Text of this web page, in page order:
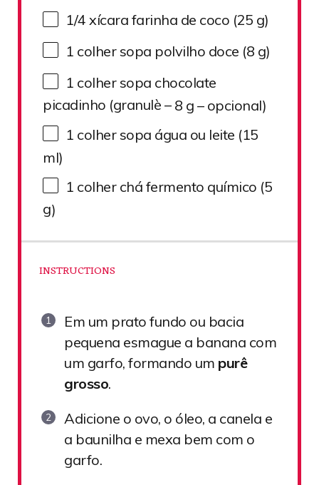
1/4 xícara farinha de coco (25 g)
1 colher sopa polvilho doce (8 g)
1 colher sopa chocolate
picadinho (granulè – 8 g – opcional)
1 colher sopa água ou leite (15
ml)
1 colher chá fermento químico (5
g)
INSTRUCTIONS
Em um prato fundo ou bacia
pequena esmague a banana com
um garfo, formando um purê
grosso.
Adicione o ovo, o óleo, a canela e
a baunilha e mexa bem com o
garfo.